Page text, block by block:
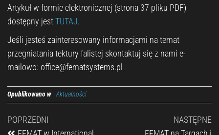
Artykuł w formie elektronicznej (strona 37 pliku PDF)
dostępny jestTUTAJ.
Jeśli jesteś zainteresowany informacjami na temat
przegniatania tektury falistej skontaktuj się z nami e-
mailowo: office@fematsystems.pl
Opublikowano w Aktualności
POPRZEDNI
NASTĘPNE